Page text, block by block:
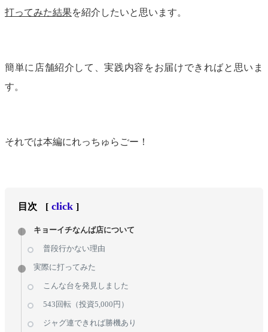
打ってみた結果を紹介したいと思います。
簡単に店舗紹介して、実践内容をお届けできればと思いま
す。
それでは本編にれっちゅらごー！
目次 [click ]
キョーイチなんば店について
普段行かない理由
実際に打ってみた
こんな台を発見しました
543回転（投資5,000円）
ジャグ連できれば勝機あり